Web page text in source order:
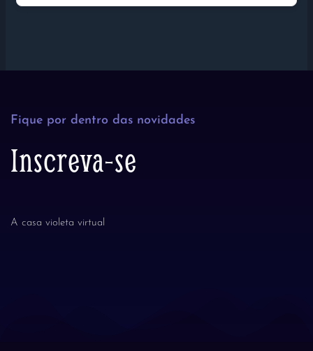
Fique por dentro das novidades
Inscreva-se
A casa violeta virtual